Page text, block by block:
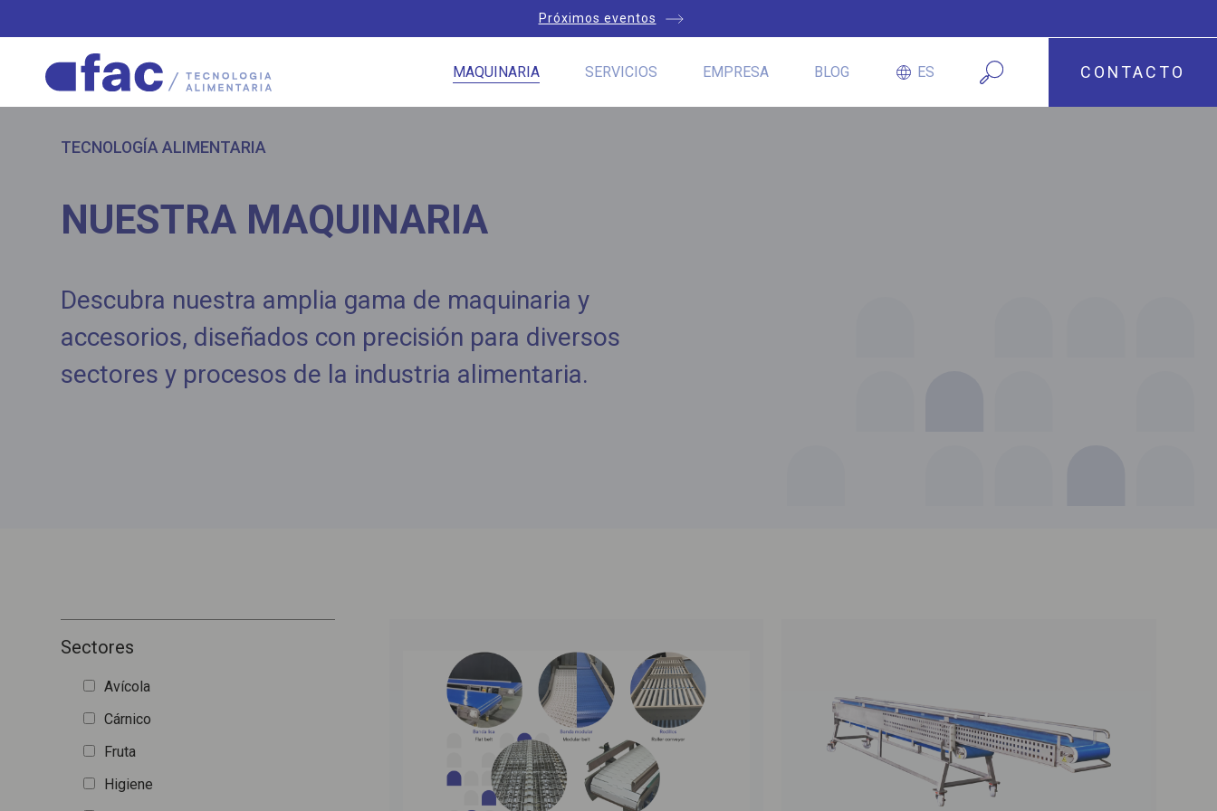
Próximos eventos
MAQUINARIA SERVICIOS EMPRESA BLOG ES CONTACTO
TECNOLOGÍA ALIMENTARIA
NUESTRA MAQUINARIA
Descubra nuestra amplia gama de maquinaria y
accesorios, diseñados con precisión para diversos
sectores y procesos de la industria alimentaria.
Sectores
Avícola
Cárnico
Fruta
Higiene